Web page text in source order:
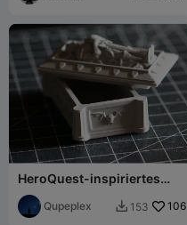
HeroQuest-inspiriertes
Grab mit funktionsfähigem
DeckelQupeplex  153 106